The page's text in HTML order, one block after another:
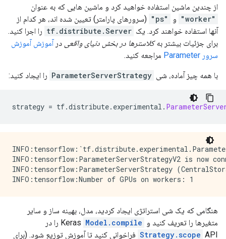
از چندین ماشین استفاده خواهید کرد و ماشین هایی که به عنوان
"worker"
و "ps"
(سرورهای پارامتر) تعیین شده اند، هر کدام از
آنها استفاده خواهند کرد. یک tf.distribute.Server را اجرا کنید.
برای جزئیات بیشتر بهکلاسترها در بخش دنیای واقعی درآموزش آموزش
سرور Parameter
مراجعه کنید.
با همه چیز آماده، شی ParameterServerStrategy را ایجاد کنید:
strategy = tf.distribute. experimental .
INFO:tensorflow:ParameterServerStrategyV2 is
INFO:tensorflow:ParameterServerStrategy
هنگامی که یک شی استراتژی ایجاد کردید، مدل، بهینه ساز و سایر
متغیرها را تعریف کنید و Keras Model.compile
را در
Strategy.scope API فراخوانی کنید تا آموزش توزیع شود. (برای